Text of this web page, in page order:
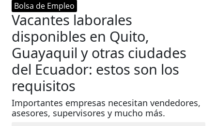
Bolsa de Empleo
Vacantes laborales
disponibles en Quito,
Guayaquil y otras ciudades
del Ecuador: estos son los
requisitos
Importantes empresas necesitan vendedores,
asesores, supervisores y mucho más.